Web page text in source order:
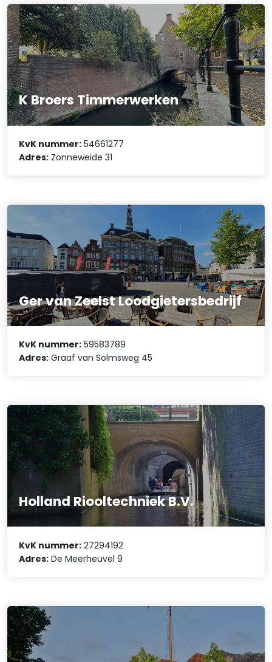
K Broers Timmerwerken
KvK nummer: 54661277
Adres: Zonneweide 31
Ger van Zeelst Loodgietersbedrijf
KvK nummer: 59583789
Adres: Graaf van Solmsweg 45
Holland Riooltechniek B.V.
KvK nummer: 27294192
Adres: De Meerheuvel 9